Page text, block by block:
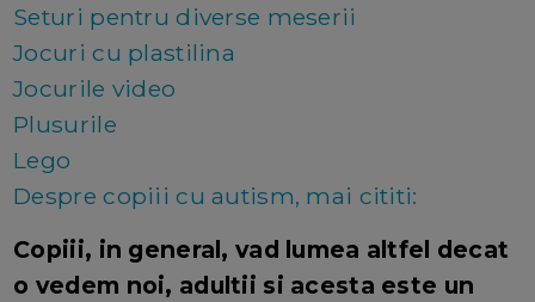
Seturi pentru diverse meserii
Jocuri cu plastilina
Jocurile video
Plusurile
Lego
Despre copiii cu autism, mai cititi:
Copiii, in general, vad lumea altfel decat
o vedem noi, adultii si acesta este un